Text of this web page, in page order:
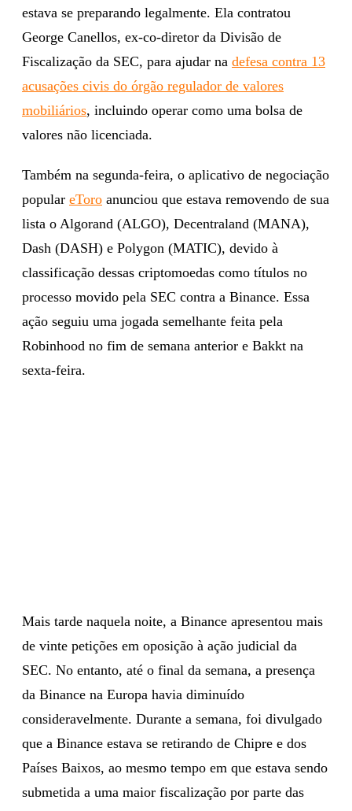
estava se preparando legalmente. Ela contratou
George Canellos, ex-co-diretor da Divisão de
Fiscalização da SEC, para ajudar na defesa contra 13
acusações civis do órgão regulador de valores
mobiliários, incluindo operar como uma bolsa de
valores não licenciada.
Também na segunda-feira, o aplicativo de negociação
popular eToro anunciou que estava removendo de sua
lista o Algorand (ALGO), Decentraland (MANA),
Dash (DASH) e Polygon (MATIC), devido à
classificação dessas criptomoedas como títulos no
processo movido pela SEC contra a Binance. Essa
ação seguiu uma jogada semelhante feita pela
Robinhood no fim de semana anterior e Bakkt na
sexta-feira.
Mais tarde naquela noite, a Binance apresentou mais
de vinte petições em oposição à ação judicial da
SEC. No entanto, até o final da semana, a presença
da Binance na Europa havia diminuído
consideravelmente. Durante a semana, foi divulgado
que a Binance estava se retirando de Chipre e dos
Países Baixos, ao mesmo tempo em que estava sendo
submetida a uma maior fiscalização por parte das